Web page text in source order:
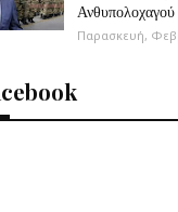
Παρασκευή,